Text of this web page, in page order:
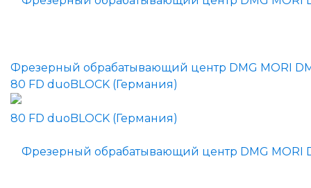
Фрезерный обрабатывающий центр DMG MORI
80 FD duoBLOCK (Германия)